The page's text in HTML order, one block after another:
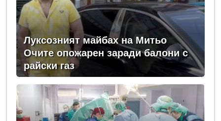
Луксозният майбах на Митьо
Очите опожарен заради балони с
райски газ